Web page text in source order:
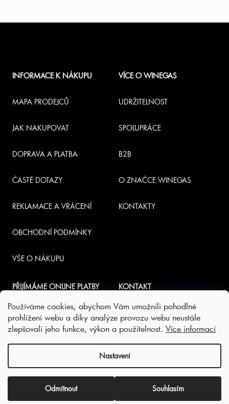
Používáme cookies, abychom Vám umožnili pohodlné
prohlížení webu a díky analýze provozu webu neustále
zlepšovali jeho funkce, výkon a použitelnost. Více informací
Nastavení
Odmítnout Souhlasím
INFORMACE K NÁKUPU
MAPA PRODEJCŮ
JAK NAKUPOVAT
DOPRAVA A PLATBA
ČASTÉ DOTAZY
REKLAMACE A VRÁCENÍ
OBCHODNÍ PODMÍNKY
VŠE O NÁKUPU
VÍCE O WINEGAS
UDRŽITELNOST
SPOLUPRÁCE
B2B
O ZNAČCE WINEGAS
KONTAKTY
PŘIJÍMÁME ONLINE PLATBY KONTAKT
NABUBLI.CZ
+420 777 787 830
Copyright 2026WineGAS - eshop. Všechna práva vyhrazena.Upravit